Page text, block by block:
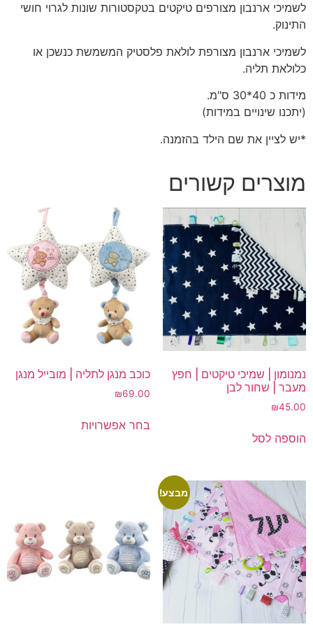
לשמיכי ארנבון מצורפים טיקטים בטקסטורות שונות לגרוי חושי
התינוק.
לשמיכי ארנבון מצורפת לולאת פלסטיק המשמשת כנשכן או
כלולאת תליה.
מידות כ 40*30 ס"מ.
(יתכנו שינויים במידות)
*יש לציין את שם הילד בהזמנה.
מוצרים קשורים
נמנומון | שמיכי טיקטים | חפץ
מעבר | שחור לבן
₪45.00
הוספה לסל
כוכב מנגן לתליה | מובייל מנגן
₪69.00
בחר אפשרויותזה
את
האפשרויות
בעמוד
מבצע!